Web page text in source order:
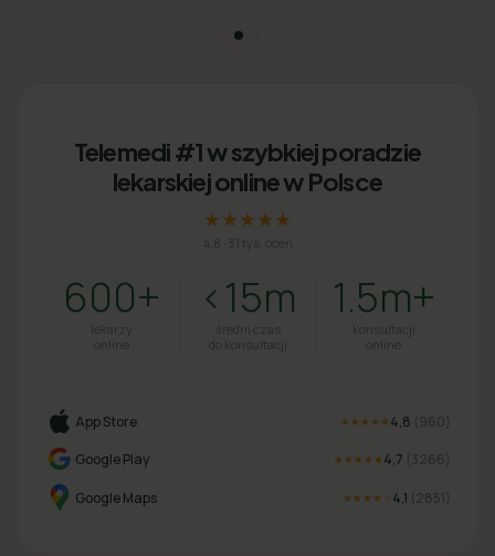
Telemedi #1 w szybkiej poradzie
lekarskiej online w Polsce
★★★★★
4.8 31 tys. ocen
600+
lekarzy
online
<15m
średni czas
do konsultacji
1.5m+
konsultacji
online
App Store ★★★★★ 4,8 (960
Google Play
★★★★★ 4,7 (3266
Google Maps ★★★★ 4,1 (2851